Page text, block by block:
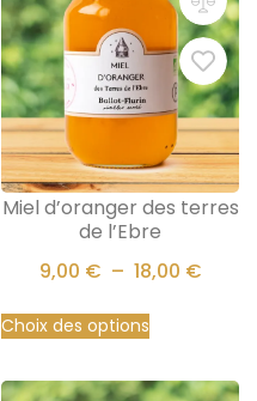
Miel d’oranger des terres
de l’Ebre
9,00 € – 18,00 €
Choix des options